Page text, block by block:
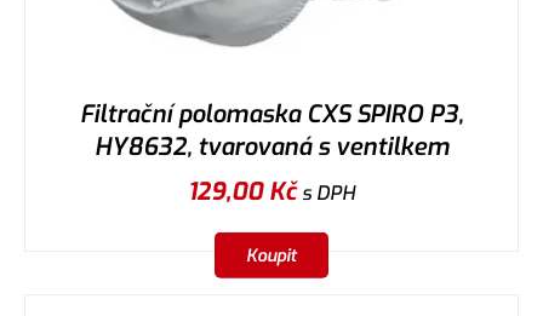
Filtrační polomaska CXS SPIRO P3,
HY8632, tvarovaná s ventilkem
129,00Kčs DPH
Koupit